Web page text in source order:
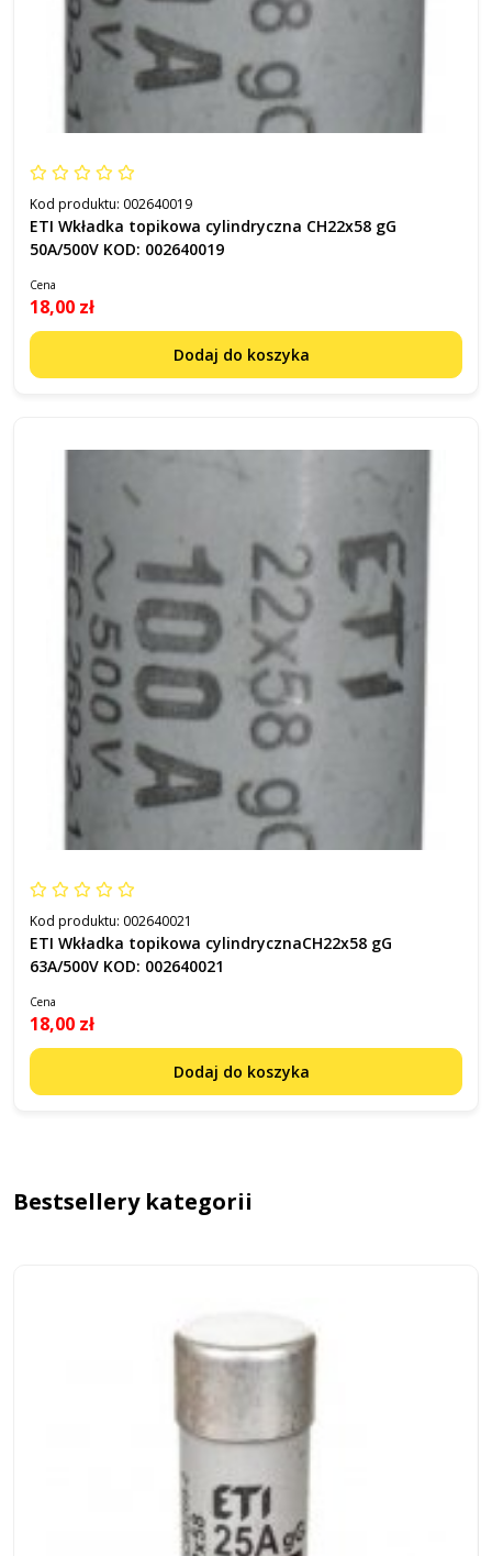
Kod produktu: 002640019
ETI Wkładka topikowa cylindryczna CH22x58 gG
50A/500V KOD: 002640019
Cena
18,00 zł
Dodaj do koszyka
Kod produktu: 002640021
ETI Wkładka topikowa cylindrycznaCH22x58 gG
63A/500V KOD: 002640021
Cena
18,00 zł
Dodaj do koszyka
Bestsellery kategorii